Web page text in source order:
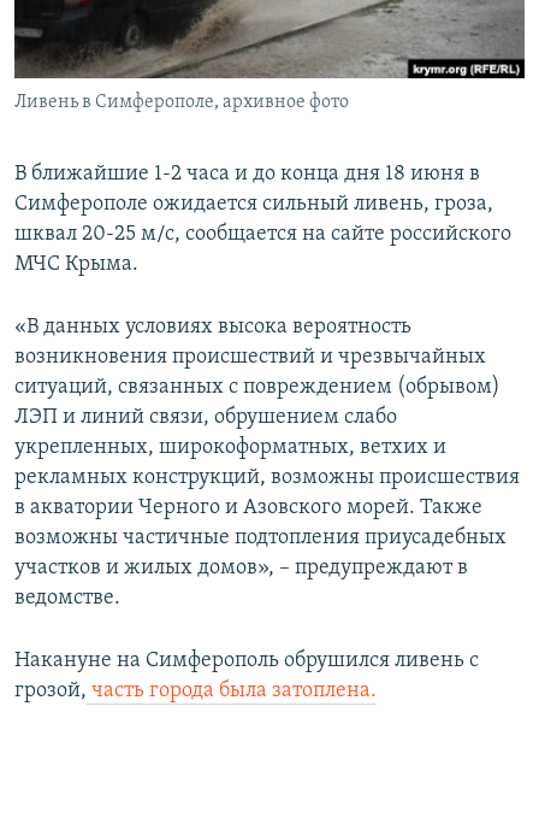
ПОБЕДИТЕЛЕЙ НЕ СУДЯТ?
КРЫМ.НЕПОКОРЕННЫЙ
ELIFBE
ПРИСОЕДИНЯЙТЕСЬ!
Все сайты RFE/RL
Ливень в Симферополе, архивное фото
В ближайшие 1-2 часа и до конца дня 18 июня в
Симферополе ожидается сильный ливень, гроза,
шквал 20-25 м/с, сообщается на сайте российского
МЧС Крыма.
«В данных условиях высока вероятность
возникновения происшествий и чрезвычайных
ситуаций, связанных с повреждением (обрывом)
ЛЭП и линий связи, обрушением слабо
укрепленных, широкоформатных, ветхих и
рекламных конструкций, возможны происшествия
в акватории Черного и Азовского морей. Также
возможны частичные подтопления приусадебных
участков и жилых домов», – предупреждают в
ведомстве.
Накануне на Симферополь обрушился ливень с
грозой, часть города была затоплена.